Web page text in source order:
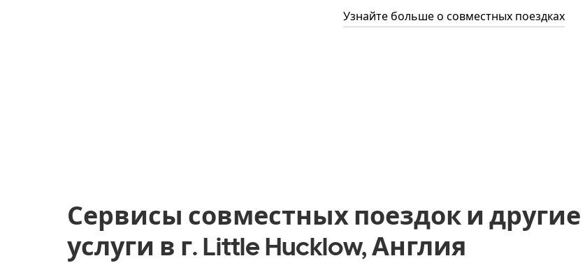
Узнайте больше о совместных поездках
Сервисы совместных поездок и другие
услуги в г. Little Hucklow, Англия